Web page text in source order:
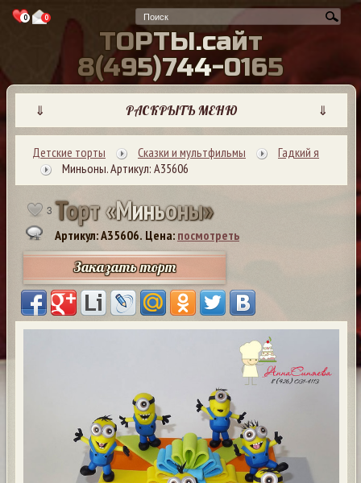
0 0
ТОРТЫ.сайт
8(495)744-0165
⇓ РАСКРЫТЬ МЕНЮ ⇓
Детские торты Сказки и мультфильмы
Гадкий я
Миньоны. Артикул: А35606
3 Торт«Миньоны»
Артикул: A35606. Цена: посмотреть
Заказать торт